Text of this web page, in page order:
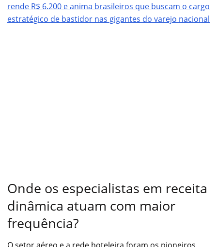
rende R$ 6.200 e anima brasileiros que buscam o cargo
estratégico de bastidor nas gigantes do varejo nacional
Onde os especialistas em receita
dinâmica atuam com maior
frequência?